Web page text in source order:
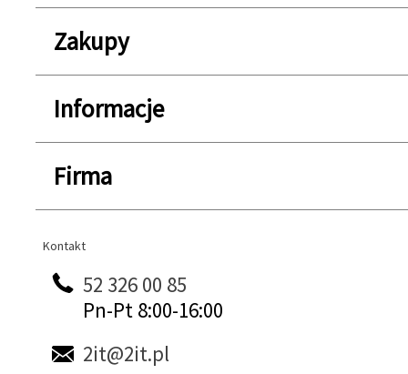
Zakupy
Informacje
Firma
Kontakt
Kontakt
52 326 00 85
Pn-Pt 8:00-16:00
2it@2it.pl